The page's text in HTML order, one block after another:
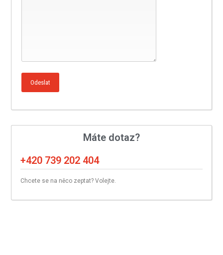
Máte dotaz?
+420 739 202 404
Chcete se na něco zeptat? Volejte.